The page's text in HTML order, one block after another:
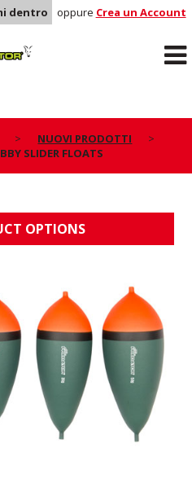
dentro oppure Crea un Account
NUOVI PRODOTTI
SLIDER FLOATS
OPTIONS